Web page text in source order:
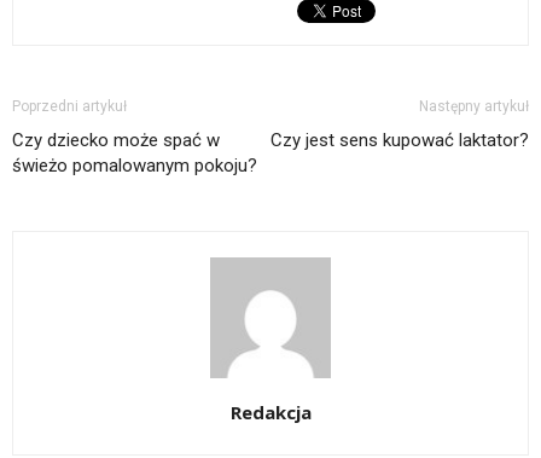
Poprzedni artykuł
Czy dziecko może spać w
świeżo pomalowanym pokoju?
Następny artykuł
Czy jest sens kupować laktator?
Redakcja